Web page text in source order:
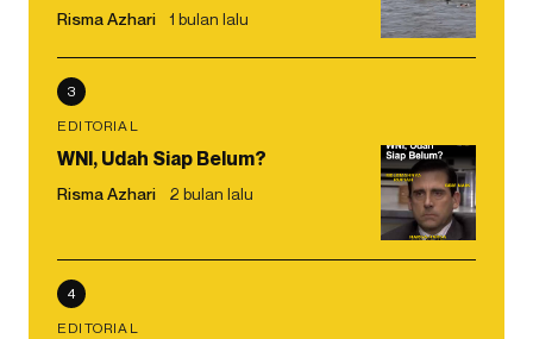
Risma Azhari 1 bulan lalu
3
EDITORIAL
WNI, Udah Siap Belum?
Risma Azhari 2 bulan lalu
4
EDITORIAL